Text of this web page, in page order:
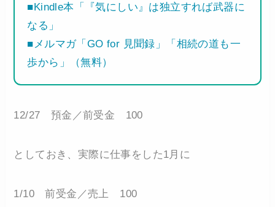
■Kindle本「『気にしい』は独立すれば武器に
なる」
■メルマガ「GO for 見聞録」「相続の道も一
歩から」（無料）
12/27 預金／前受金 100
としておき、実際に仕事をした1月に
1/10 前受金／売上 100